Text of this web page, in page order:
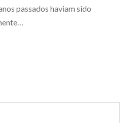
passados haviam sido